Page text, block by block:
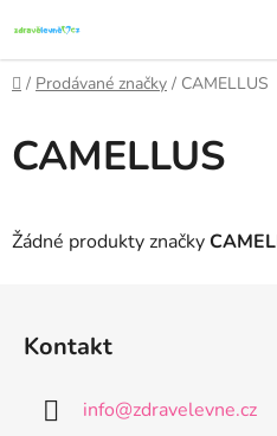
na
obsah
Domů
/ Prodávané značky / CAMELLUS
CAMELLUS
Žádné produkty značky
Kontakt
info@zdravelevne.cz